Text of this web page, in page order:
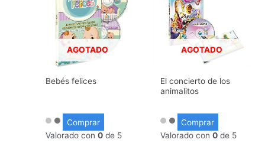
AGOTADO
Bebés felices
Comprar
Valorado con0 de 5
AGOTADO
El concierto de los
animalitos
Comprar
Valorado con 0de 5